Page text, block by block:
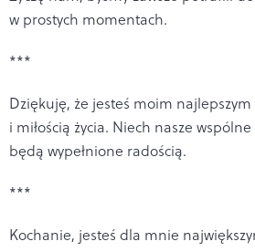
w prostych momentach.
***
Dziękuję, że jesteś moim
i miłością życia. Niech nasze
będą wypełnione radością.
***
Kochanie, jesteś dla mnie